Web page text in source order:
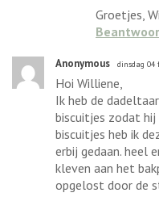
Groetjes,
Anonymous dinsdag 04
Hoi Williene,
Ik heb de
biscuitjes zodat
biscuitjes heb ik
erbij gedaan. heel
kleven aan het
opgelost door de